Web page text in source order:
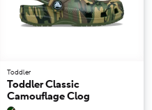
Toddler
Toddler Classic
Camouflage Clog